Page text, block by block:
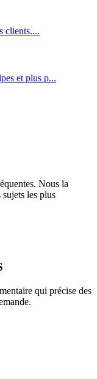
clients....
et plus p...
Nous la
les plus
qui précise des